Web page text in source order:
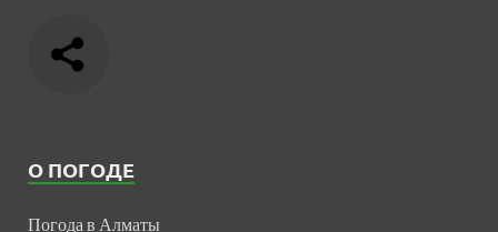
О ПОГОДЕ
Погода в Алматы